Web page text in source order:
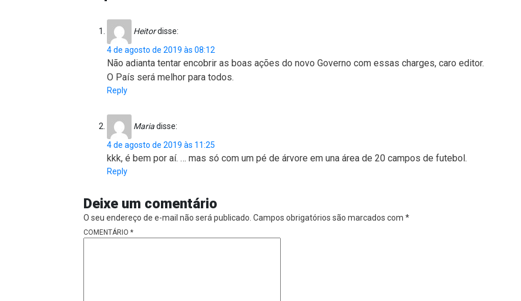
Heitordisse:
4 de agosto de 2019 às 08:12
Não adianta tentar encobrir as boas ações do novo Governo com essas charges, caro editor.
O País será melhor para todos.
Reply
Mariadisse:
4 de agosto de 2019 às 11:25
kkk, é bem por aí. … mas só com um pé de árvore em una área de 20 campos de futebol.
Reply
Deixe um comentário
O seu endereço de e-mail não será publicado. Campos obrigatórios são marcados com *
COMENTÁRIO *